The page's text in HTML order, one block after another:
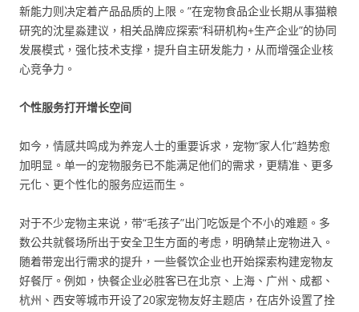
新能力则决定着产品品质的上限。”在宠物食品企业长期从事猫粮
研究的沈星淼建议，相关品牌应探索“科研机构+生产企业”的协同
发展模式，强化技术支撑，提升自主研发能力，从而增强企业核
心竞争力。
个性服务打开增长空间
如今，情感共鸣成为养宠人士的重要诉求，宠物“家人化”趋势愈
加明显。单一的宠物服务已不能满足他们的需求，更精准、更多
元化、更个性化的服务应运而生。
对于不少宠物主来说，带“毛孩子”出门吃饭是个不小的难题。多
数公共就餐场所出于安全卫生方面的考虑，明确禁止宠物进入。
随着带宠出行需求的提升，一些餐饮企业也开始探索构建宠物友
好餐厅。例如，快餐企业必胜客已在北京、上海、广州、成都、
杭州、西安等城市开设了20家宠物友好主题店，在店外设置了拴